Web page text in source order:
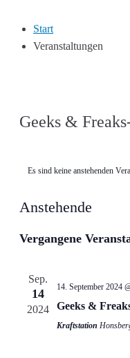
Start
Veranstaltungen
Geeks &
Es sind keine anstehenden
Anstehende
wählen.
Vergangene
Sep.
14
2024
14. September 2024
Geeks &
Kraftstation